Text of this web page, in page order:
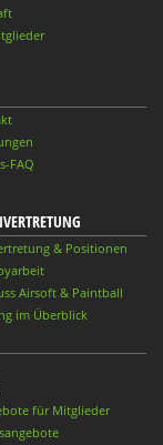
FAQ
& Positionen
Airsoft & Paintball
im Überblick
für Mitglieder